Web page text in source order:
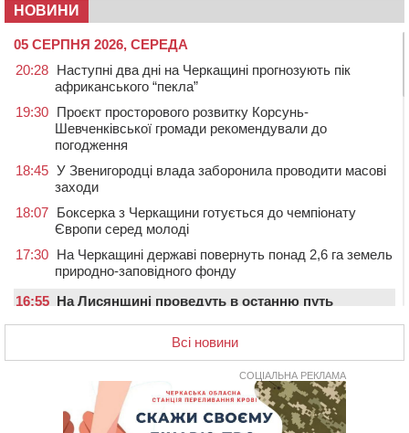
НОВИНИ
05 СЕРПНЯ 2026, СЕРЕДА
20:28 Наступні два дні на Черкащині прогнозують пік
африканського “пекла”
19:30 Проєкт просторового розвитку Корсунь-
Шевченківської громади рекомендували до
погодження
18:45 У Звенигородці влада заборонила проводити масові
заходи
18:07 Боксерка з Черкащини готується до чемпіонату
Європи серед молоді
17:30 На Черкащині державі повернуть понад 2,6 га земель
природно-заповідного фонду
16:55 На Лисянщині проведуть в останню путь
У Дахнівському лісництві екоінспектори натрапили на
незаконне будівництво
У лікарні померла жінка, яку на пішохідному переході
в Черкаському районі збила автівка
Всі новини
СОЦІАЛЬНА РЕКЛАМА